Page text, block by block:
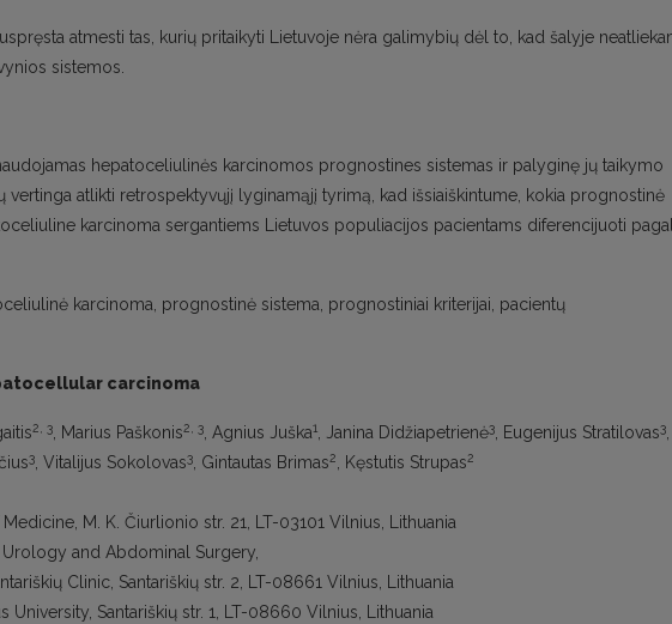
atmesti tas, kurių pritaikyti Lietuvoje nėra galimybių dėl to, kad šalyje
sistemos.
hepatoceliulinės karcinomos prognostines sistemas ir palyginę jų taikymo
vertinga atlikti retrospektyvųjį lyginamąjį tyrimą, kad išsiaiškintume, kokia prognostinė
karcinoma sergantiems Lietuvos populiacijos pacientams diferencijuoti
karcinoma, prognostinė sistema, prognostiniai kriterijai, pacientų
carcinoma
2, 3, Marius Paškonis2, 3, Agnius Juška1, Janina Didžiapetrienė3, Eugenijus Stratilovas3,
3, Vitalijus Sokolovas3, Gintautas Brimas2, Kęstutis Strupas2
M. K. Čiurlionio str. 21, LT-03101 Vilnius, Lithuania
and Abdominal Surgery,
Clinic, Santariškių str. 2, LT-08661 Vilnius, Lithuania
University, Santariškių str. 1, LT-08660 Vilnius, Lithuania